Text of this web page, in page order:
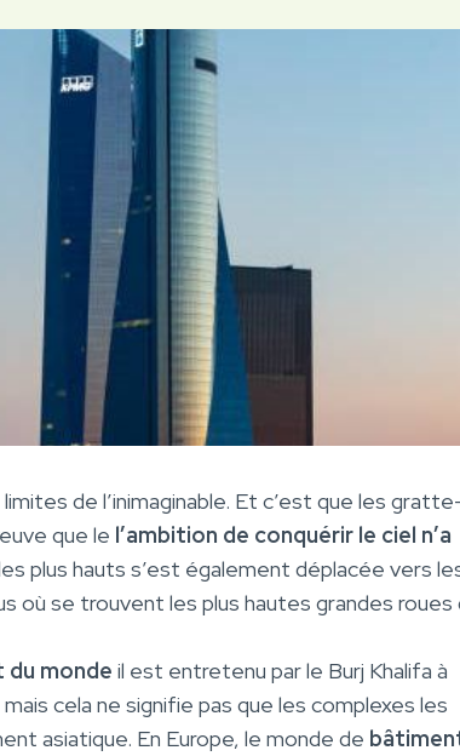
de l’inimaginable. Et c’est que les
que le l’ambition de conquérir le ciel n’a
plus hauts s’est également déplacée vers
se trouvent les plus hautes grandes roues
du monde il est entretenu par le Burj Khalifa à
mais cela ne signifie pas que les complexes les
asiatique. En Europe, le monde de